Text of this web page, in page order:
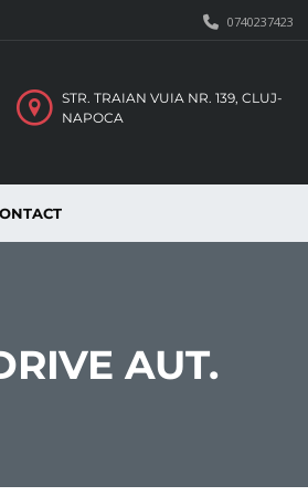
0740237423
STR. TRAIAN VUIA NR. 139, CLUJ-
NAPOCA
AUT.